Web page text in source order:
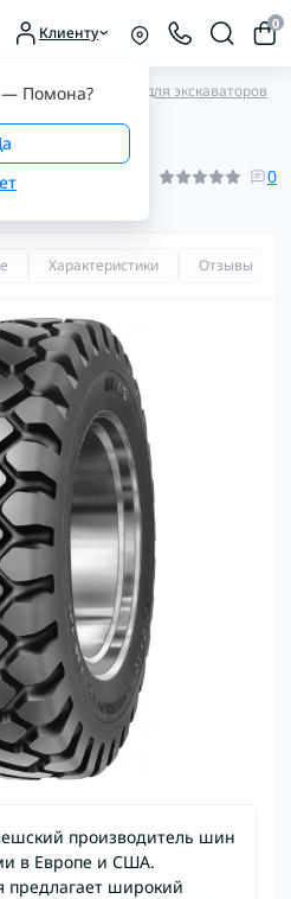
Клиенту
— Помона?
0
Диагональные шины для экскаваторов
60 TL Mitas
0
Характеристики Отзывы
производитель шин
в Европе и США.
предлагает широкий